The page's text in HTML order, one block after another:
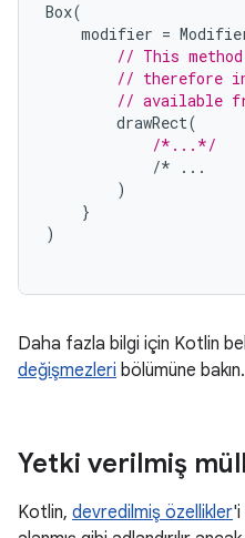
Box(
modifier =
// This
// therefore in
// available
drawRect(
/*...*/
/*
...
)
}
)
Daha fazla bilgi için Kotlin
değişmezleri bölümüne bakın.
Yetki verilmiş
Kotlin, devredilmiş özellikler'i